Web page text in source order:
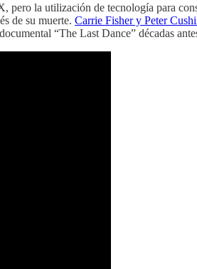
la utilización de tecnología para
de su muerte. Carrie Fisher y Peter
“The Last Dance” décadas